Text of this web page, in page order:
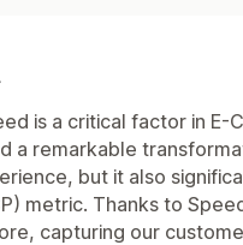
is a critical factor in
a remarkable
but it also
metric. Thanks to
capturing our